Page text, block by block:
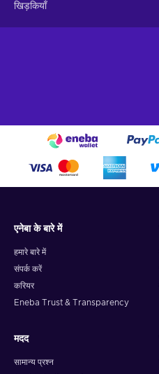
खिड़कियाँ
एनेबा के बारे में
हमारे बारे में
संपर्क करें
करियर
Eneba Trust & Transparency
मदद
सामान्य प्रश्न